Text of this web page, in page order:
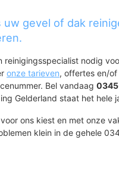
uw gevel of dak
reinigingsspecialist nodig
onze tarieven, offertes en/
Bel vandaag
Gelderland staat het hele
ons kiest en met onze
klein in de gehele